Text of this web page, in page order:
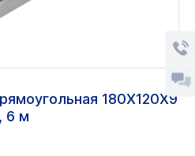
180Х120Х9
6 м